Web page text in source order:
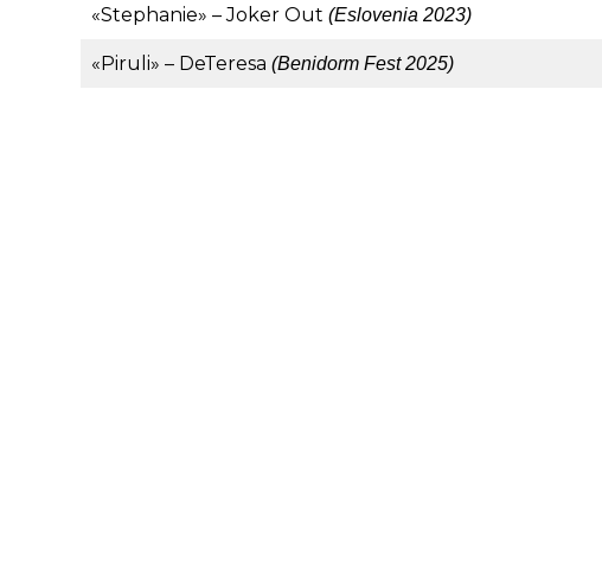
«Stephanie» – Joker Out (Eslovenia 2023)
«Piruli» – DeTeresa (Benidorm Fest 2025)